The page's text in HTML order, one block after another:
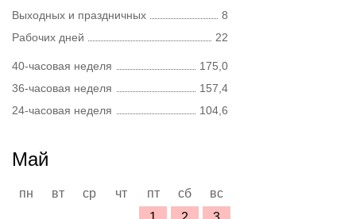
Выходных и праздничных
8
Рабочих дней
22
40-часовая неделя
175,0
36-часовая неделя
157,4
24-часовая неделя
104,6
Май
пн вт ср чт пт сб
вс